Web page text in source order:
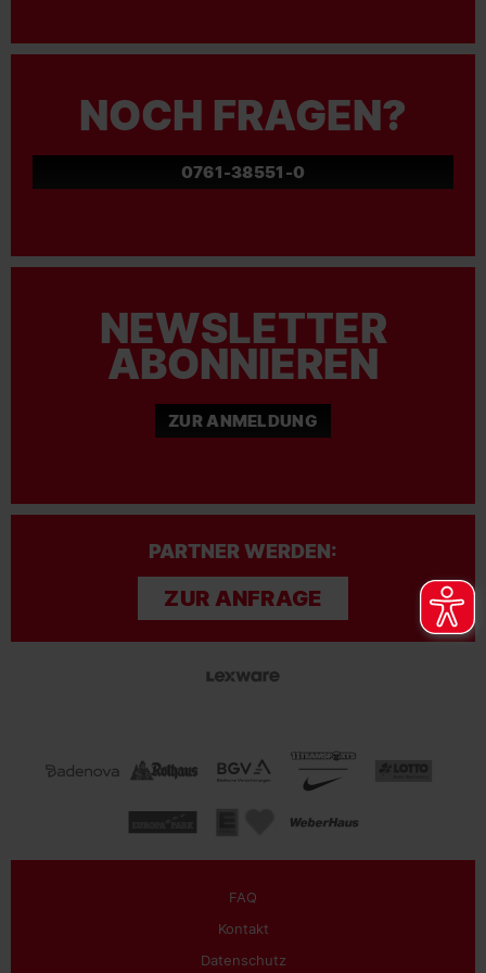
NOCH FRAGEN?
0761-38551-0
NEWSLETTER
ABONNIEREN
ZUR ANMELDUNG
PARTNER WERDEN:
ZUR ANFRAGE
FAQ
Kontakt
Datenschutz